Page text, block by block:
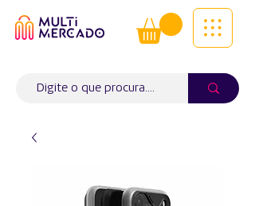
Tudo num só lugar! | Entregas ao
domicílio